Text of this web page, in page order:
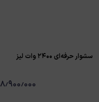
سشوار حرفه‌ای ۲۴۰۰ وات لیز
۸٫۹۰۰٫۰۰۰